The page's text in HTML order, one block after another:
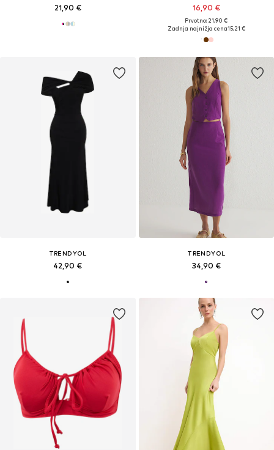
21,90 € 16,90 €
Prvotno: 21,90 €
Zadnja najnižja cena15,21 €
TRENDYOL
42,90 €
TRENDYOL
34,90 €